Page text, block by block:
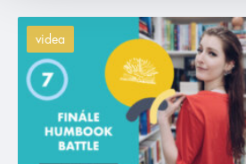
videa